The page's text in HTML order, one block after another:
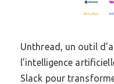
Unthread, un outil
l’intelligence
Slack pour